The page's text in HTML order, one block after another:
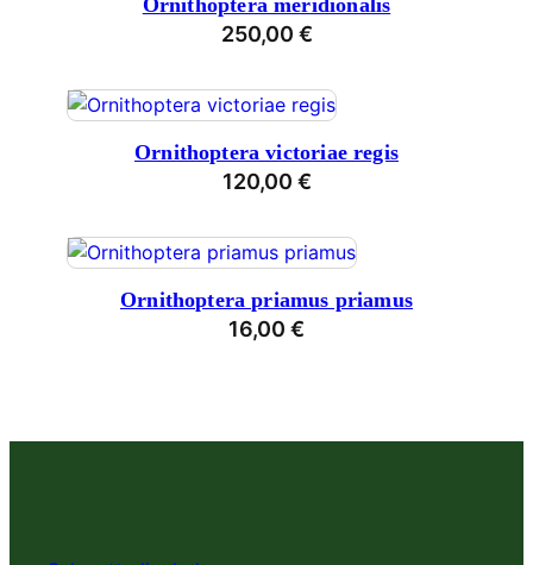
Ornithoptera meridionalis
250,00 €
Ornithoptera victoriae regis
120,00 €
Ornithoptera priamus priamus
16,00 €